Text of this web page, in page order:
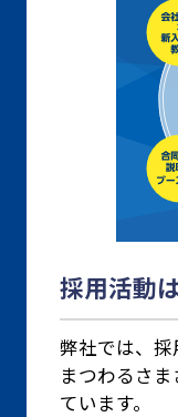
採用活動
弊社では、採
まつわるさ
ています。